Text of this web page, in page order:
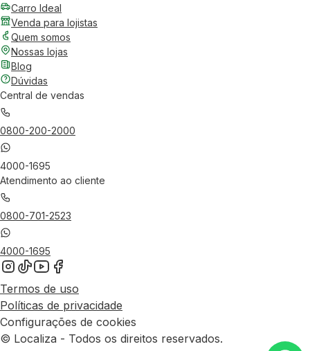
Carro Ideal
Venda para lojistas
Quem somos
Nossas lojas
Blog
Dúvidas
Central de vendas
0800-200-2000
4000-1695
Atendimento ao cliente
0800-701-2523
4000-1695
Termos de uso
Políticas de privacidade
Configurações de cookies
© Localiza - Todos os direitos reservados.